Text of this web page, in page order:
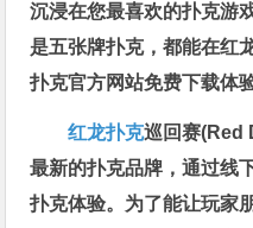
沉浸在您最喜欢的扑克游
是五张牌扑克，都能在红
扑克官方网站免费下载体
红龙扑克巡回赛​(Red
最新的扑克品牌，通过线
扑克体验。为了能让玩家